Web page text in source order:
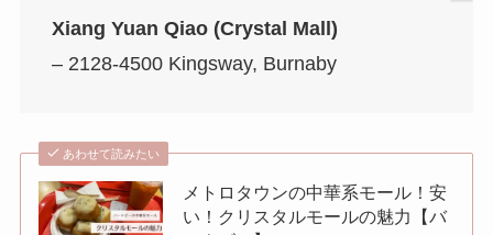
Xiang Yuan Qiao (Crystal Mall)
– 2128-4500 Kingsway, Burnaby
あわせて読みたい
メトロタウンの中華系モール！安
い！クリスタルモールの魅力【バ